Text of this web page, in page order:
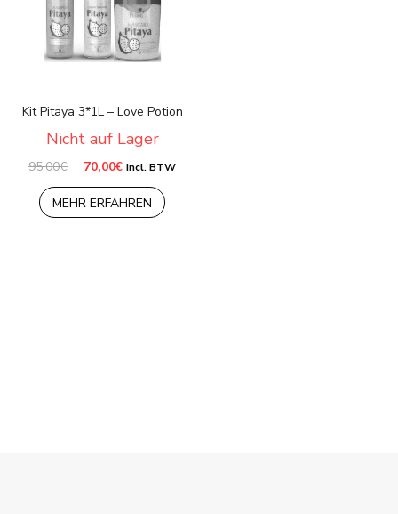
Kit Pitaya 3*1L – Love Potion
Nicht auf Lager
95,00€ Ursprünglicher
war:
95,00€
70,00€Aktueller
ist:
70,00€.
incl. BTW
MEHR ERFAHREN